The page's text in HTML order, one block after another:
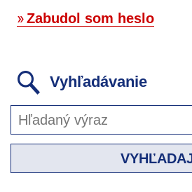
Zabudol som heslo
Vyhľadávanie